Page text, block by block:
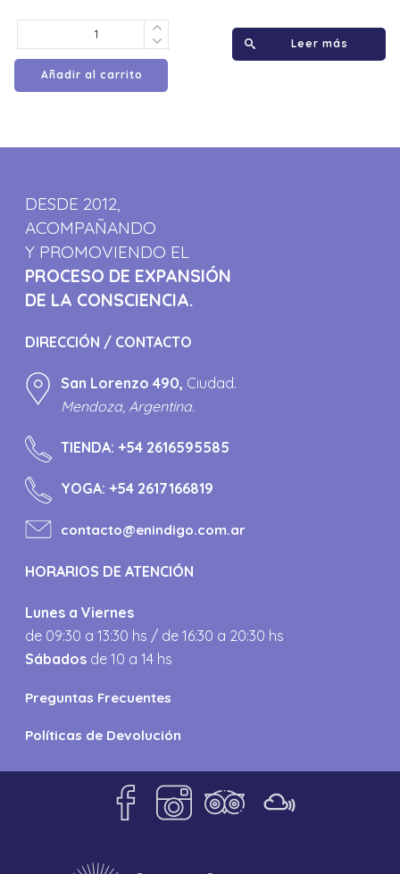
Añadir al carrito
Leer más
DESDE 2012,
ACOMPAÑANDO
Y PROMOVIENDO EL
PROCESO DE EXPANSIÓN
DE LA CONSCIENCIA.
DIRECCIÓN / CONTACTO
San Lorenzo 490, Ciudad.
Mendoza, Argentina.
TIENDA:+54 2616595585
YOGA:+54 2617166819
contacto@enindigo.com.ar
HORARIOS DE ATENCIÓN
Lunes a Viernes
de 09:30 a 13:30 hs / de 16:30 a 20:30 hs
Sábados de 10 a 14 hs
Preguntas Frecuentes
Políticas de Devolución